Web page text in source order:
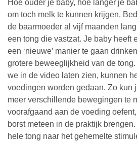
Hoe ouder je baby, hoe langer je
om toch melk te kunnen krijgen.
de baarmoeder al vijf maanden
een tong die vastzat. Je baby heeft
een ‘nieuwe’ manier te gaan
grotere beweeglijkheid van de
we in de video laten zien, kunnen
voedingen worden gedaan. Zo kun
meer verschillende bewegingen te
voorafgaand aan de voeding
borst meteen in de praktijk
hele tong naar het gehemelte